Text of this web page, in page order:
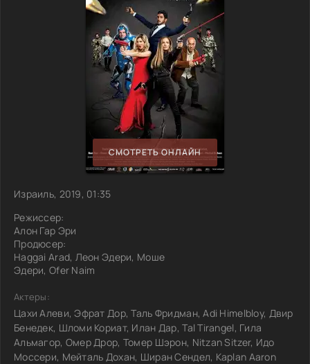
СМОТРЕТЬ ОНЛАЙН
Израиль, 2019, 01:35
Режиссер:
Алон Гар Эри
Продюсер:
Haggai Arad, Леон Эдери, Моше
Эдери, Ofer Naim
Актеры:
Цахи Алеви, Эфрат Дор, Таль Фридман, Adi Himelbloy, Двир
Бенедек, Шломи Кориат, Илан Дар, Tal Tirangel, Гила
Альмагор, Омер Дрор, Томер Шэрон, Nitzan Sitzer, Идо
Моссери, Мейталь Дохан, Ширан Сендел, Kaplan Aaron